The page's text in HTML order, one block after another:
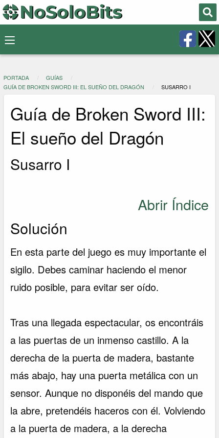
PORTADA
GUÍAS
GUÍA DE BROKEN SWORD III: EL SUEÑO DEL DRAGÓN
SUSARRO I
Guía de Broken Sword III:
El sueño del Dragón
Susarro I
Abrir Índice
Solución
En esta parte del juego es muy importante el
sigilo. Debes caminar haciendo el menor
ruido posible, para evitar ser oído.
Tras una llegada espectacular, os encontráis
a las puertas de un inmenso castillo. A la
derecha de la puerta de madera, bastante
más abajo, hay una puerta metálica con un
sensor. Aunque no disponéis del mando que
la abre, pretendéis haceros con él. Volviendo
a la puerta de madera, a la derecha